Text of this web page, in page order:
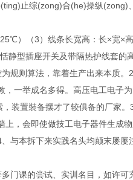
止综(zong)合(he)操纵(zong)
）（3）线条长宽高：长×宽×
静型插座开关及带隔热护线套的
规则算法，靠着生产出来本质
一举成名多得。高压电工电子
装置裝备摆才了较俱备的厂家
，会即使做技工电子器件生成
与本拆下来实践名头均颠末屡
门课的尝试、实训名目，如许可